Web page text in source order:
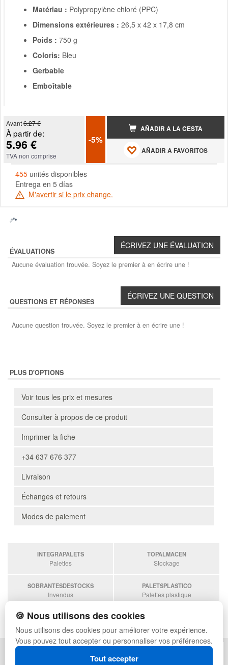
Matériau : Polypropylène chloré (PPC)
Dimensions extérieures : 26,5 x 42 x 17,8 cm
Poids : 750 g
Coloris: Bleu
Gerbable
Emboîtable
Avant6.27 €
À partir de:
5.96 €
TVA non comprise
-5%
AÑADIR A LA CESTA
AÑADIR A FAVORITOS
455 unités disponibles
Entrega en 5 días
M'avertir si le prix change.
ÉVALUATIONS
Aucune évaluation trouvée. Soyez le premier à en écrire une !
QUESTIONS ET RÉPONSES
Aucune question trouvée. Soyez le premier à en écrire une !
PLUS D'OPTIONS
Voir tous les prix et mesures
Consulter à propos de ce produit
Imprimer la fiche
+34 637 676 377
Livraison
Échanges et retours
Modes de paiement
INTEGRAPALETS
Palettes
TOPALMACEN
Stockage
SOBRANTESDESTOCKS
Invendus
PALETSPLASTICO
Palettes plastique
ESTANTERIASKIT
Estanterias
POLITIQUE DE CONFIDENTIALITÉ
PLAN DU SITE
🍪 Nous utilisons des cookies
Nous utilisons des cookies pour améliorer votre expérience.
Vous pouvez tout accepter ou personnaliser vos préférences.
Tout accepter